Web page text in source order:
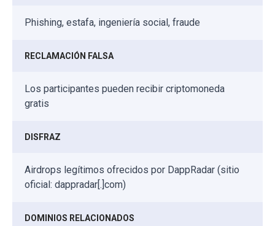
Phishing, estafa, ingeniería social, fraude
RECLAMACIÓN FALSA
Los participantes pueden recibir criptomoneda
gratis
DISFRAZ
Airdrops legítimos ofrecidos por DappRadar (sitio
oficial: dappradar[.]com)
DOMINIOS RELACIONADOS